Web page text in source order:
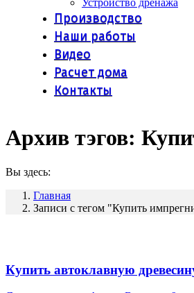
Устройство дренажа
Производство
Наши работы
Видео
Расчет дома
Контакты
Архив тэгов:
Вы здесь:
Главная
Записи с тегом "Купить
Купить автоклавную